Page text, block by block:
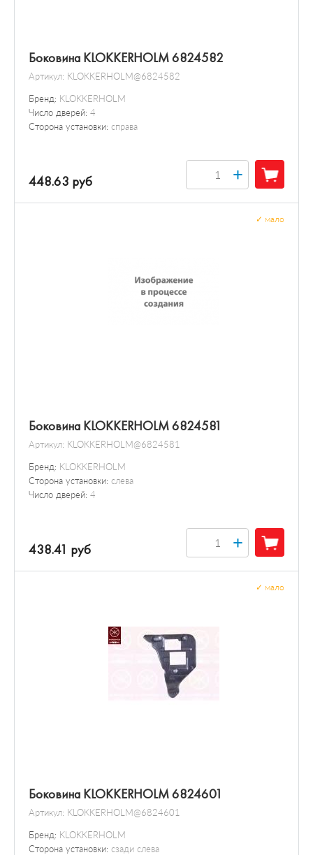
Боковина KLOKKERHOLM 6824582
Артикул: KLOKKERHOLM@6824582
Бренд: KLOKKERHOLM
Число дверей: 4
Сторона установки: справа
448.63 руб +
Боковина KLOKKERHOLM 6824581
Артикул: KLOKKERHOLM@6824581
Бренд: KLOKKERHOLM
Сторона установки: слева
Число дверей: 4
мало
438.41 руб +
Боковина KLOKKERHOLM 6824601
Артикул: KLOKKERHOLM@6824601
Бренд: KLOKKERHOLM
Сторона установки: сзади слева
мало